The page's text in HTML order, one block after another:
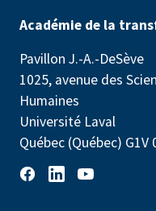
Académie de la
Pavillon J.-A.-DeSève
1025, avenue des
Humaines
Université Laval
Québec (Québec) G1V